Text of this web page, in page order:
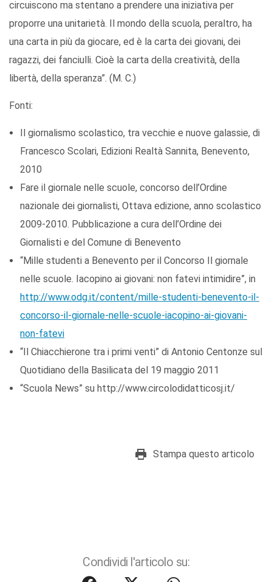
circuiscono ma stentano a prendere una iniziativa per
proporre una unitarietà. Il mondo della scuola, peraltro, ha
una carta in più da giocare, ed è la carta dei giovani, dei
ragazzi, dei fanciulli. Cioè la carta della creatività, della
libertà, della speranza”. (M. C.)
Fonti:
Il giornalismo scolastico, tra vecchie e nuove galassie, di
Francesco Scolari, Edizioni Realtà Sannita, Benevento,
2010
Fare il giornale nelle scuole, concorso dell’Ordine
nazionale dei giornalisti, Ottava edizione, anno scolastico
2009-2010. Pubblicazione a cura dell’Ordine dei
Giornalisti e del Comune di Benevento
“Mille studenti a Benevento per il Concorso Il giornale
nelle scuole. Iacopino ai giovani: non fatevi intimidire”, in
http://www.odg.it/content/mille-studenti-benevento-il-
concorso-il-giornale-nelle-scuole-iacopino-ai-giovani-
non-fatevi
“Il Chiacchierone tra i primi venti” di Antonio Centonze sul
Quotidiano della Basilicata del 19 maggio 2011
“Scuola News” su http://www.circolodidatticosj.it/
Stampa questo articolo
Condividi l'articolo su: